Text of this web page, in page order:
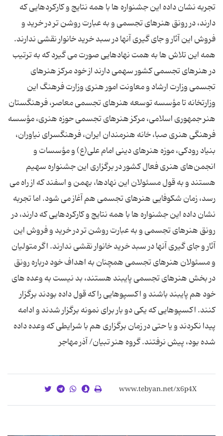
تجربه نشان داده این جشنواره ها با همه نتایج و کارکردهایی که
دارند، در رونق هنرهای تجسمی و به عبارت روشن تر در خرید و
فروش این آثار و جای گیری آنها در سبد خرید خانوار نقشی ندارند.
همه این تلاش ها به همت نهادهایی صورت می گیرد که به ترتیب
در هنرهای تجسمی کشور سهمی دارند از خود مرکز هنرهای
تجسمی وزارت ارشاد و معاونت امور هنری وزارت فرهنگ این
وزارتخانه تا مؤسسه توسعه هنرهای تجسمی معاصر، فرهنگستان
هنر جمهوری اسلامی، ‌مركز هنرهای تجسمی حوزه هنری، مؤسسه
فرهنگی هنری صبا، خانه هنرمندان ایران، فرهنگسرای نیاوران،
بنیاد رودكی، موزه هنرهای دینی امام علی(ع) و مؤسسات و
انجمن‌های هنری فعال كشور در برگزاری این جشنواره سهیم
هستند و به قول مسئولان این نهادها، بهمن و اسفند که از راه می
رسد، زمان شکوفایی هنرهای تجسمی هم آغاز می شود. اما تجربه
نشان داده این جشنواره ها با همه نتایج و کارکردهایی که دارند، در
رونق هنرهای تجسمی و به عبارت روشن تر در خرید و فروش این
آثار و جای گیری آنها در سبد خرید خانوار نقشی ندارند. اگر متولیان
و مسئولان هنرهای تجسمی همچنان به اهداف خود درباره رونق
در بخش هنرهای تجسمی پایبند هستند، بد نیست به وعده های
خود هم پایبند باشند و اکسپوهایی را که قول داده بودند برگزار
کنند. اکسپوهایی که یکی دو بار برای نمونه برگزار شدند و ادامه
پیدا نکردند و یا حتی در زمان برگزاری هم با شرایطی که وعده داده
شده بود، پیش نرفتند. گروه هنر تبیان/ آذر مهاجر